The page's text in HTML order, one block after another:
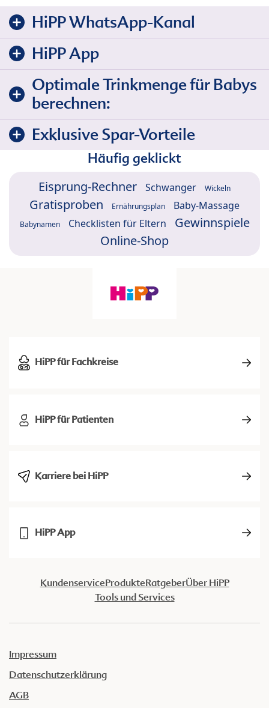
HiPP WhatsApp-Kanal
HiPP App
Optimale Trinkmenge für Babys
berechnen:
Exklusive Spar-Vorteile
Häufig geklickt
Eisprung-Rechner Schwanger Wickeln
Gratisproben Ernährungsplan Baby-Massage
Babynamen Checklisten für Eltern
Gewinnspiele
Online-Shop
HiPP für Fachkreise
HiPP für Patienten
Karriere bei HiPP
HiPP App
KundenserviceProdukteRatgeberÜber HiPP
Tools und Services
Impressum
Datenschutzerklärung
AGB